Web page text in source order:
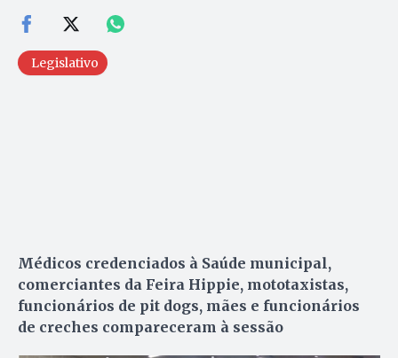
Legislativo
Médicos credenciados à Saúde municipal,
comerciantes da Feira Hippie, mototaxistas,
funcionários de pit dogs, mães e funcionários
de creches compareceram à sessão